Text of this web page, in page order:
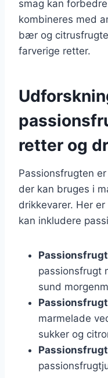
smag kan
kombineres med
bær og
farverige retter.
retter og
Passionsfrugten
der kan bruges i
drikkevarer. Her
kan inkludere
passionsfrugt
sund
marmelade
sukker og